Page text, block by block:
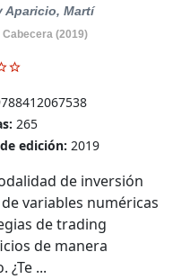
Aparicio, Martí
Cabecera (2019)
265
edición: 2019
de inversión
variables numéricas
de trading
de manera
...